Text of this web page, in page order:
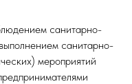
санитарно-
санитарно-
мероприятий